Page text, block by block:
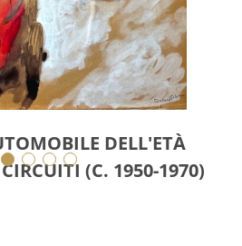
DELL'ETÀ
(C. 1950-1970)